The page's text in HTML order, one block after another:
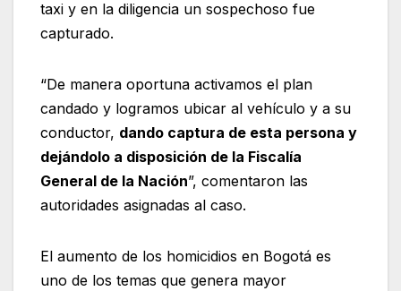
taxi y en la diligencia un sospechoso fue
capturado.
“De manera oportuna activamos el plan
candado y logramos ubicar al vehículo y a su
conductor, dando captura de esta persona y
dejándolo a disposición de la Fiscalía
General de la Nación”, comentaron las
autoridades asignadas al caso.
El aumento de los homicidios en Bogotá es
uno de los temas que genera mayor